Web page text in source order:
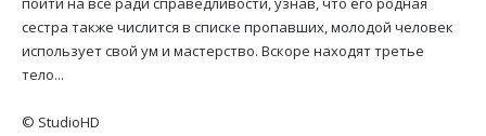
сестра также числится в списке пропавших, молодой человек
использует свой ум и мастерство. Вскоре находят третье
тело...
© StudioHD